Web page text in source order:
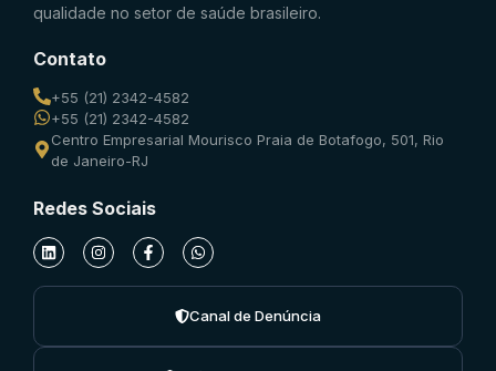
qualidade no setor de saúde brasileiro.
Contato
+55 (21) 2342-4582
+55 (21) 2342-4582
Centro Empresarial Mourisco Praia de Botafogo, 501, Rio
de Janeiro-RJ
Redes Sociais
Canal de Denúncia